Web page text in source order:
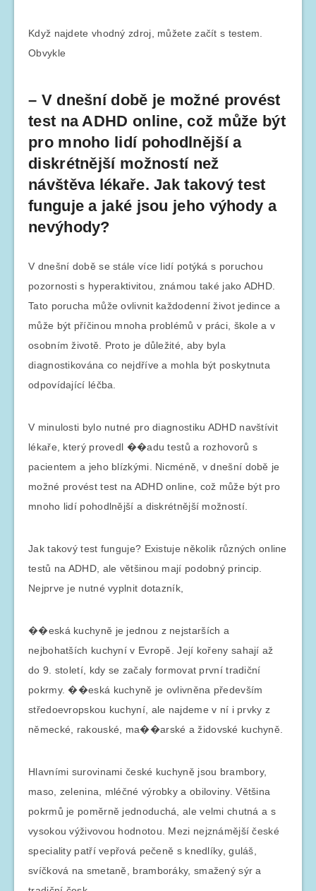
Když najdete vhodný zdroj, můžete začít s testem.
Obvykle
– V dnešní době je možné provést
test na ADHD online, což může být
pro mnoho lidí pohodlnější a
diskrétnější možností než
návštěva lékaře. Jak takový test
funguje a jaké jsou jeho výhody a
nevýhody?
V dnešní době se stále více lidí potýká s poruchou
pozornosti s hyperaktivitou, známou také jako ADHD.
Tato porucha může ovlivnit každodenní život jedince a
může být příčinou mnoha problémů v práci, škole a v
osobním životě. Proto je důležité, aby byla
diagnostikována co nejdříve a mohla být poskytnuta
odpovídající léčba.
V minulosti bylo nutné pro diagnostiku ADHD navštívit
lékaře, který provedl ��adu testů a rozhovorů s
pacientem a jeho blízkými. Nicméně, v dnešní době je
možné provést test na ADHD online, což může být pro
mnoho lidí pohodlnější a diskrétnější možností.
Jak takový test funguje? Existuje několik různých online
testů na ADHD, ale většinou mají podobný princip.
Nejprve je nutné vyplnit dotazník,
��eská kuchyně je jednou z nejstarších a
nejbohatších kuchyní v Evropě. Její kořeny sahají až
do 9. století, kdy se začaly formovat první tradiční
pokrmy. ��eská kuchyně je ovlivněna především
středoevropskou kuchyní, ale najdeme v ní i prvky z
německé, rakouské, ma��arské a židovské kuchyně.
Hlavními surovinami české kuchyně jsou brambory,
maso, zelenina, mléčné výrobky a obiloviny. Většina
pokrmů je poměrně jednoduchá, ale velmi chutná a s
vysokou výživovou hodnotou. Mezi nejznámější české
speciality patří vepřová pečeně s knedlíky, guláš,
svíčková na smetaně, bramboráky, smažený sýr a